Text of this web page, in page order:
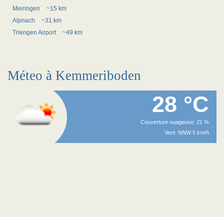
Meiringen
~15 km
Alpnach
~31 km
Triengen Airport
~49 km
Méteo à Kemmeriboden
28 °C
Couverture nuageuse: 21 %
Vent: NNW 5 km/h